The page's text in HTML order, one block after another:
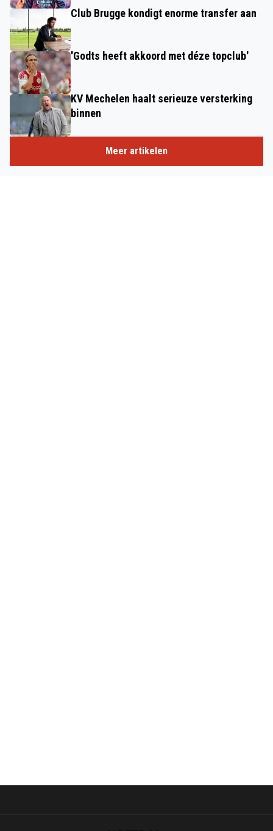
Club Brugge kondigt enorme transfer aan
'Godts heeft akkoord met déze topclub'
KV Mechelen haalt serieuze versterking
binnen
Meer artikelen